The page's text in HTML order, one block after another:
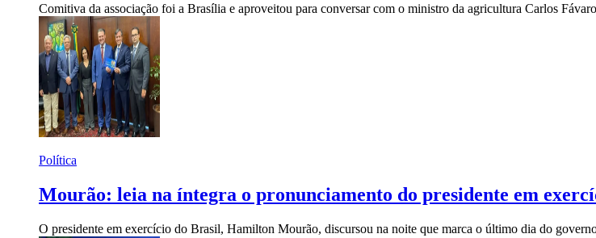
Comitiva da associação foi a Brasília e aproveitou para conversar com o ministro da agricultura Carlos
Política
Mourão: leia na íntegra o pronunciamento do presidente em
O presidente em exercício do Brasil, Hamilton Mourão, discursou na noite que marca o último dia do